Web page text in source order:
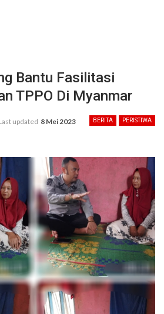
Bantu Fasilitasi
TPPO Di Myanmar
BERITA PERISTIWA
updated 8 Mei 2023